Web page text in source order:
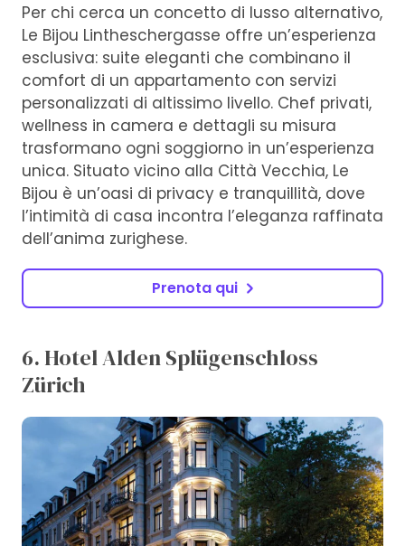
Per chi cerca un concetto di lusso alternativo,
Le Bijou Lintheschergasse offre un’esperienza
esclusiva: suite eleganti che combinano il
comfort di un appartamento con servizi
personalizzati di altissimo livello. Chef privati,
wellness in camera e dettagli su misura
trasformano ogni soggiorno in un’esperienza
unica. Situato vicino alla Città Vecchia, Le
Bijou è un’oasi di privacy e tranquillità, dove
l’intimità di casa incontra l’eleganza raffinata
dell’anima zurighese.
Prenota qui
6. Hotel Alden Splügenschloss
Zürich